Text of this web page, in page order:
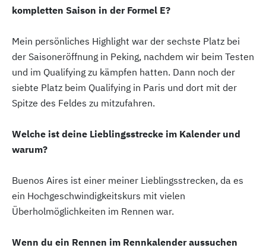
kompletten Saison in der Formel E?
Mein persönliches Highlight war der sechste Platz bei
der Saisoneröffnung in Peking, nachdem wir beim Testen
und im Qualifying zu kämpfen hatten. Dann noch der
siebte Platz beim Qualifying in Paris und dort mit der
Spitze des Feldes zu mitzufahren.
Welche ist deine Lieblingsstrecke im Kalender und
warum?
Buenos Aires ist einer meiner Lieblingsstrecken, da es
ein Hochgeschwindigkeitskurs mit vielen
Überholmöglichkeiten im Rennen war.
Wenn du ein Rennen im Rennkalender aussuchen